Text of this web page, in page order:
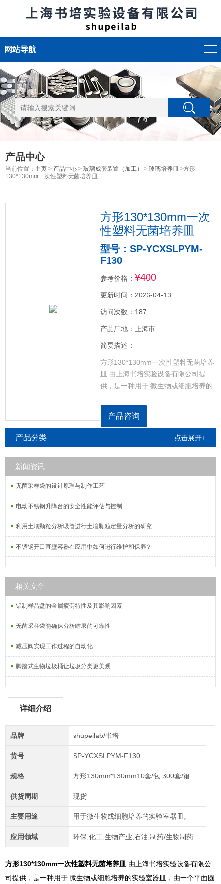
网站导航
产品中心
当前位置： 主页 > 产品中心 >玻璃成套装置（加工） >玻璃培养皿 >方形
130*130mm一次性塑料无菌培养皿
方形130*130mm一次
性塑料无菌培养皿
型号：SP-YCXSLPYM-
F130
参考价格： ¥400
更新时间：2026-04-13
访问次数：187
产品厂地：上海市
简要描述：
方形130*130mm一次性塑料无菌培养
皿 由上海书培实验设备有限公司提
供，是一种用于 微生物或细胞培养的
种、划线、分离细菌的操作，可以用
产品咨询
产品分类 点击展开+
新闻资讯
无菌采样袋的设计原理与制作工艺
电动不锈钢升降台的安全性能评估与控制
利用土壤颗粒分析吸管进行土壤颗粒定量分析的研究
不锈钢开口直壁容器在应用中如何进行维护和保养？
相关文章
铝制样品盘的金属疲劳特性及其影响因素
无菌采样袋能确保分析结果的可靠性
减压阀实现工作过程的自动化
脚踏式生物垃圾桶让垃圾分类更美观
详细介绍
品牌 shupeilab/书培
货号 SP-YCXSLPYM-F130
规格 方形130mm*130mm10套/包 300套/箱
供货周期 现货
主要用途 用于微生物或细胞培养的实验室器皿。
应用领域 环保,化工,生物产业,石油,制药/生物制药
方形130*130mm一次性塑料无菌培养皿 由上海书培实验设备有限公
司提供，是一种用于 微生物或细胞培养的实验室器皿，由一个平面圆